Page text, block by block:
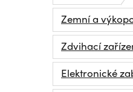
Zemní a
Zdvihací
Elektronické